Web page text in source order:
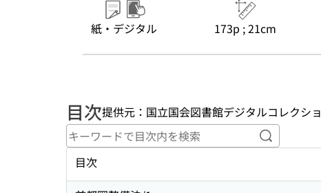
紙・デジタル 173p ; 21cm
目次提供元：国立国会図書館デジタルコレクシ
キーワー
目次